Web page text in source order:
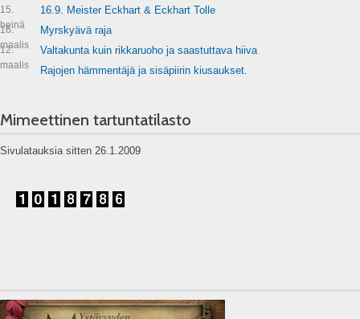
15.
heinä
16.9. Meister Eckhart & Eckhart Tolle
16.
maalis
Myrskyävä raja
12.
maalis
Valtakunta kuin rikkaruoho ja saastuttava hiiva
Rajojen hämmentäjä ja sisäpiirin kiusaukset.
Mimeettinen tartuntatilasto
Sivulatauksia sitten 26.1.2009